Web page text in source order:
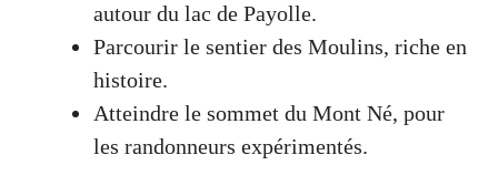
autour du lac de Payolle.
Parcourir le sentier des Moulins, riche en
histoire.
Atteindre le sommet du Mont Né, pour
les randonneurs expérimentés.